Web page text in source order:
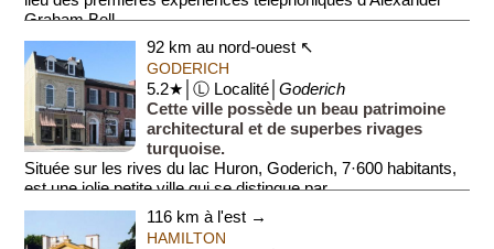
Graham Bell.
Le centre ab...
92 km au nord-ouest ↖
GODERICH
5.2★│Ⓛ Localité│Goderich
Cette ville possède un beau patrimoine
architectural et de superbes rivages
turquoise.
Située sur les rives du lac Huron, Goderich, 7·600 habitants,
est une jolie petite ville qui se distingue par ...
116 km à l'est →
HAMILTON